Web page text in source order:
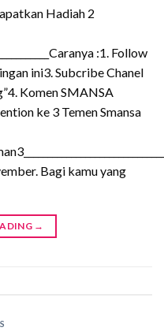
Hadiah 2
:1. Follow
ini3. Subcribe Chanel
Komen SMANSA
ke 3 Temen Smansa
Bagi kamu yang
→